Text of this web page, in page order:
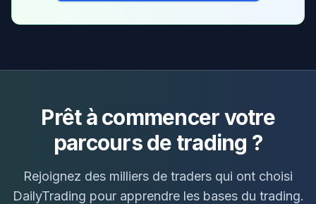
Prêt à commencer votre
parcours de trading ?
Rejoignez des milliers de traders qui ont choisi
DailyTrading pour apprendre les bases du trading.